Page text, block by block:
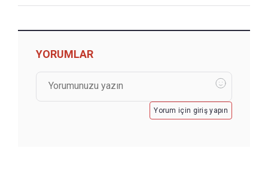
YORUMLAR
Yorum için giriş yapın